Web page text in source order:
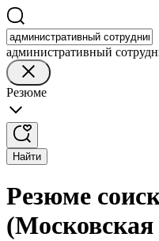
административный
Резюме
Найти
Резюме
(Московская